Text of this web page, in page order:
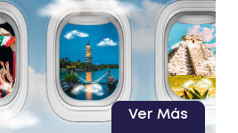
Ver Más